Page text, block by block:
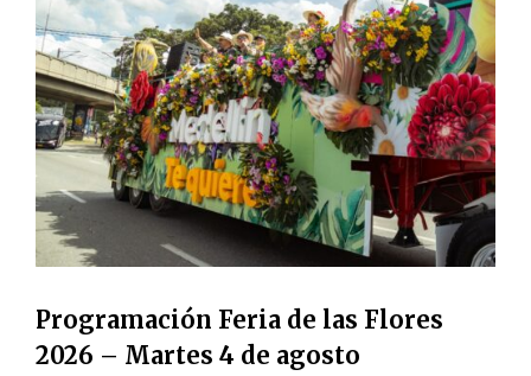
Programación Feria de las Flores
2026 – Martes 4 de agosto